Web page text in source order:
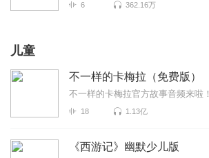
6 362.16万
儿童
不一样的卡梅拉（免费版）
不一样的卡梅拉官方故事音频来啦！
18 1.13亿
《西游记》幽默少儿版